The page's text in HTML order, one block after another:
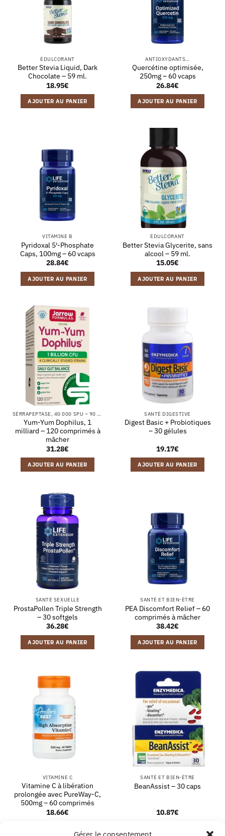
ÉDULCORANT
Better Stevia Liquid, Dark
Chocolate – 59 ml.
18.95€
AJOUTER AU PANIER
ANTIOXYDANTS…
Quercétine optimisée,
250mg – 60 vcaps
26.84€
AJOUTER AU PANIER
VITAMINE B
Pyridoxal 5′-Phosphate
Caps, 100mg – 60 vcaps
28.84€
AJOUTER AU PANIER
ÉDULCORANT
Better Stevia Glycerite, sans
alcool – 59 ml.
15.05€
AJOUTER AU PANIER
SÉRRAPEPTASE, 40 000 SPU – 90 GÉLULES VÉGÉTALES
Yum-Yum Dophilus, 1
milliard – 120 comprimés à
mâcher
31.28€
AJOUTER AU PANIER
SANTÉ DIGESTIVE
Digest Basic + Probiotiques
– 30 gélules
19.17€
AJOUTER AU PANIER
SANTÉ SEXUELLE
ProstaPollen Triple Strength
– 30 softgels
36.28€
AJOUTER AU PANIER
SANTÉ ET BIEN-ÊTRE
PEA Discomfort Relief – 60
comprimés à mâcher
38.42€
AJOUTER AU PANIER
VITAMINE C
Vitamine C à libération
prolongée avec PureWay-C,
500mg – 60 comprimés
18.66€
SANTÉ ET BIEN-ÊTRE
BeanAssist – 30 caps
10.87€